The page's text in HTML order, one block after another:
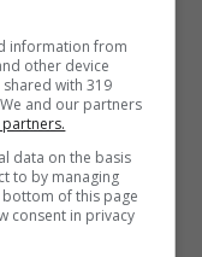
contro
information from
other device
with 319
and our partners
data on the basis
to by managing
of this page
consent in privacy